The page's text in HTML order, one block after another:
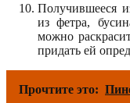
Получившееся
из фетра,
можно
придать ей
Прочтите это: